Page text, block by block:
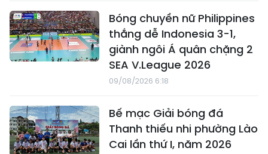
Bóng chuyền nữ Philippines
thắng dễ Indonesia 3-1,
giành ngôi Á quân chặng 2
SEA V.League 2026
09/08/2026 6:18
Bế mạc Giải bóng đá
Thanh thiếu nhi phường Lào
Cai lần thứ I, năm 2026